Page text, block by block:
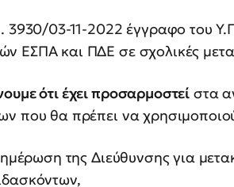
3930/03-11-2022 έγγραφο του
ΕΣΠΑ και ΠΔΕ σε σχολικές
ότι έχει προσαρμοστεί στα
που θα πρέπει να
της Διεύθυνσης για